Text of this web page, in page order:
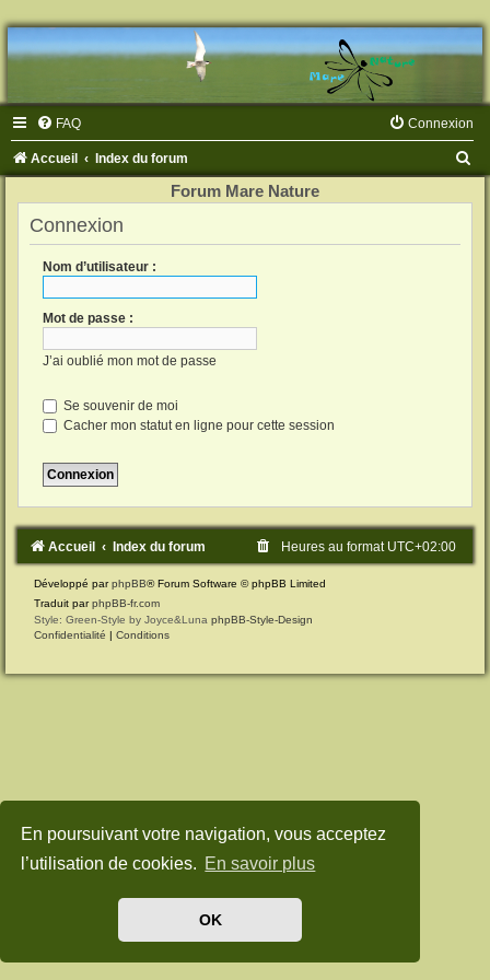
En poursuivant votre navigation, vous acceptez
l’utilisation de cookies. En savoir plus
OK
FAQ Connexion
Accueil Index du forum
Forum Mare Nature
Connexion
Nom d’utilisateur :
Mot de passe :
J’ai oublié mon mot de passe
Se souvenir de moi
Cacher mon statut en ligne pour cette session
Accueil Index du forum Heures au format UTC+02:00
Développé parphpBB® Forum Software © phpBB Limited
Traduit parphpBB-fr.com
Style: Green-Style by Joyce&Luna phpBB-Style-Design
Confidentialité | Conditions